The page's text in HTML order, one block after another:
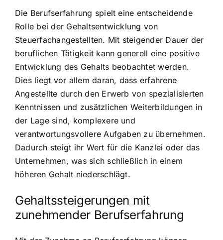
Die Berufserfahrung spielt eine entscheidende
Rolle bei der Gehaltsentwicklung von
Steuerfachangestellten. Mit steigender Dauer der
beruflichen Tätigkeit kann generell eine positive
Entwicklung des Gehalts beobachtet werden.
Dies liegt vor allem daran, dass erfahrene
Angestellte durch den Erwerb von spezialisierten
Kenntnissen und zusätzlichen Weiterbildungen in
der Lage sind, komplexere und
verantwortungsvollere Aufgaben zu übernehmen.
Dadurch steigt ihr Wert für die Kanzlei oder das
Unternehmen, was sich schließlich in einem
höheren Gehalt niederschlägt.
Gehaltssteigerungen mit
zunehmender Berufserfahrung